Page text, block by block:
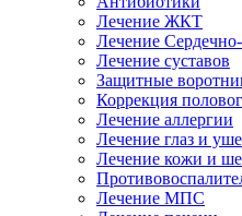
Лечение ЖКТ
Лечение
Лечение суставов
Защитные
Коррекция
Лечение аллергии
Лечение глаз и
Лечение кожи и
Лечение МПС